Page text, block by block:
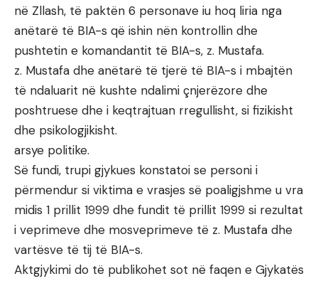
në Zllash, të paktën 6 personave iu hoq liria nga
anëtarë të BIA-s që ishin nën kontrollin dhe
pushtetin e komandantit të BIA-s, z. Mustafa.
z. Mustafa dhe anëtarë të tjerë të BIA-s i mbajtën
të ndaluarit në kushte ndalimi çnjerëzore dhe
poshtruese dhe i keqtrajtuan rregullisht, si fizikisht
dhe psikologjikisht.
arsye politike.
Së fundi, trupi gjykues konstatoi se personi i
përmendur si viktima e vrasjes së poaligjshme u vra
midis 1 prillit 1999 dhe fundit të prillit 1999 si rezultat
i veprimeve dhe mosveprimeve të z. Mustafa dhe
vartësve të tij të BIA-s.
Aktgjykimi do të publikohet sot në faqen e Gjykatës